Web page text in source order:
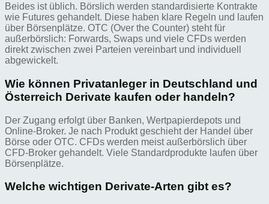
Beides ist üblich. Börslich werden standardisierte Kontrakte
wie Futures gehandelt. Diese haben klare Regeln und laufen
über Börsenplätze. OTC (Over the Counter) steht für
außerbörslich: Forwards, Swaps und viele CFDs werden
direkt zwischen zwei Parteien vereinbart und individuell
abgewickelt.
Wie können Privatanleger in Deutschland und
Österreich Derivate kaufen oder handeln?
Der Zugang erfolgt über Banken, Wertpapierdepots und
Online-Broker. Je nach Produkt geschieht der Handel über
Börse oder OTC. CFDs werden meist außerbörslich über
CFD-Broker gehandelt. Viele Standardprodukte laufen über
Börsenplätze.
Welche wichtigen Derivate-Arten gibt es?